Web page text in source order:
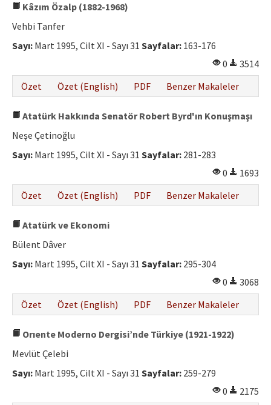
Kâzım Özalp (1882-1968)
Vehbi Tanfer
Sayı: Mart 1995, Cilt XI - Sayı 31 Sayfalar: 163-176
0
3514
Özet
Özet (English) PDF Benzer Makaleler
Atatürk Hakkında Senatör Robert Byrd'ın Konuşmaşı
Neşe Çetinoğlu
Sayı: Mart 1995, Cilt XI - Sayı 31 Sayfalar: 281-283
0
1693
Özet
Özet (English) PDF Benzer Makaleler
Atatürk ve Ekonomi
Bülent Dâver
Sayı: Mart 1995, Cilt XI - Sayı 31 Sayfalar: 295-304
0
3068
Özet
Özet (English) PDF Benzer Makaleler
Orıente Moderno Dergisi’nde Türkiye (1921-1922)
Mevlüt Çelebi
Sayı: Mart 1995, Cilt XI - Sayı 31 Sayfalar: 259-279
0
2175